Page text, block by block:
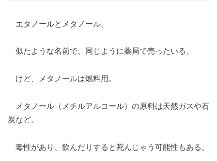
エタノールとメタノール。
似たような名前で、同じように薬局で売ったいる。
けど、メタノールは燃料用。
メタノール（メチルアルコール）の原料は天然ガスや石
炭など。
毒性があり、飲んだりすると死んじゃう可能性もある。